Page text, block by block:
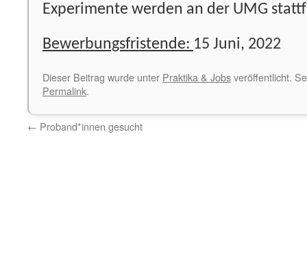
Experimente werden an der UMG
Bewerbungsfristende: 15 Juni, 2022
Dieser Beitrag wurde unter Praktika & Jobsveröffentlicht.
Permalink.
← Proband*innen gesucht